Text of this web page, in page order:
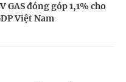
GAS đóng góp 1,1% cho
Việt Nam